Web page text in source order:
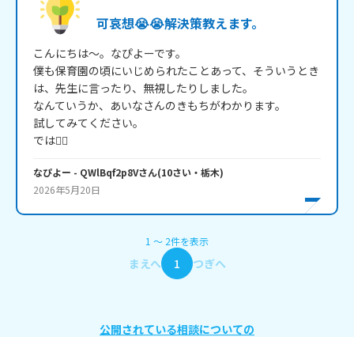
可哀想😭😭解決策教えます。
こんにちは～。なぴよーです。
僕も保育園の頃にいじめられたことあって、そういうとき
は、先生に言ったり、無視したりしました。
なんていうか、あいなさんのきもちがわかります。
試してみてください。
では🙂‍↕️
なぴよー - QWlBqf2p8Vさん(10さい・ 栃木)
2026年5月20日
1 〜 2件を表示
まえへ 1 つぎへ
公開されている相談についての